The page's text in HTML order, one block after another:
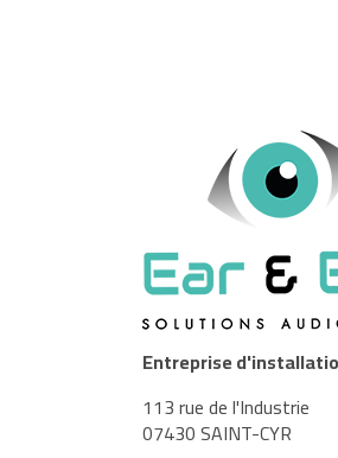
Entreprise
113 rue de l'Industrie
07430 SAINT-CYR